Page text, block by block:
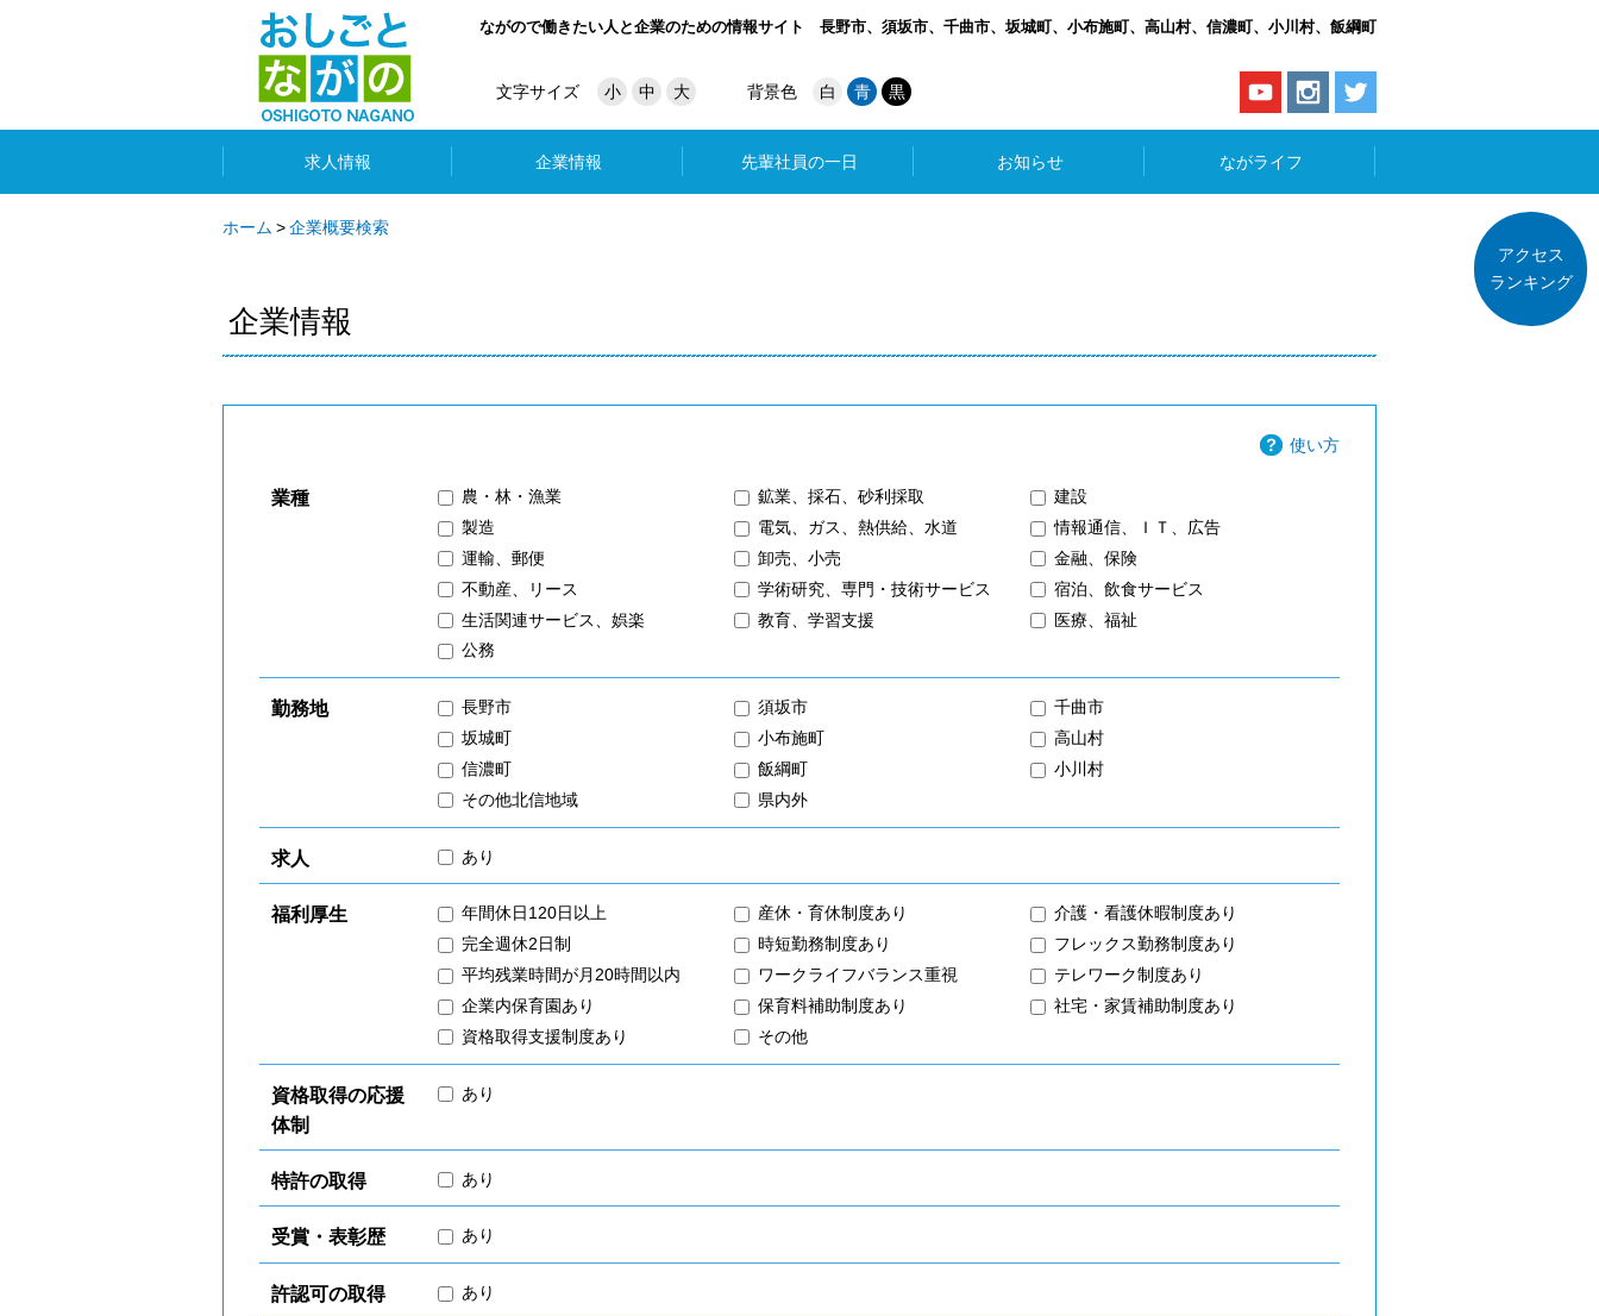
ながので働きたい人と企業のための情報サイト 長野市、須坂市、千曲市、坂城町、小布施町、高山村、信濃町、小川村、飯綱町
文字サイズ 小 中 大 背景色 白 青 黒
求人情報 企業情報 先輩社員の一日 お知らせ ながライフ
ホーム 企業概要検索
企業情報
使い方
業種 農・林・漁業 鉱業、採石、砂利採取
建設
製造
電気、ガス、熱供給、水道
情報通信、ＩＴ、広告
運輸、郵便
卸売、小売
金融、保険
不動産、リース
学術研究、専門・技術サービス
宿泊、飲食サービス
生活関連サービス、娯楽
教育、学習支援
医療、福祉
公務
勤務地 長野市 須坂市
千曲市
坂城町
小布施町
高山村
信濃町
飯綱町
小川村
その他北信地域
県内外
求人 あり
福利厚生 年間休日120日以上 産休・育休制度あり
介護・看護休暇制度あり
完全週休2日制
時短勤務制度あり
フレックス勤務制度あり
平均残業時間が月20時間以内
ワークライフバランス重視
テレワーク制度あり
企業内保育園あり
保育料補助制度あり
社宅・家賃補助制度あり
資格取得支援制度あり
その他
資格取得の応援
体制
あり
特許の取得 あり
受賞・表彰歴 あり
許認可の取得 あり
アクセス
ランキング